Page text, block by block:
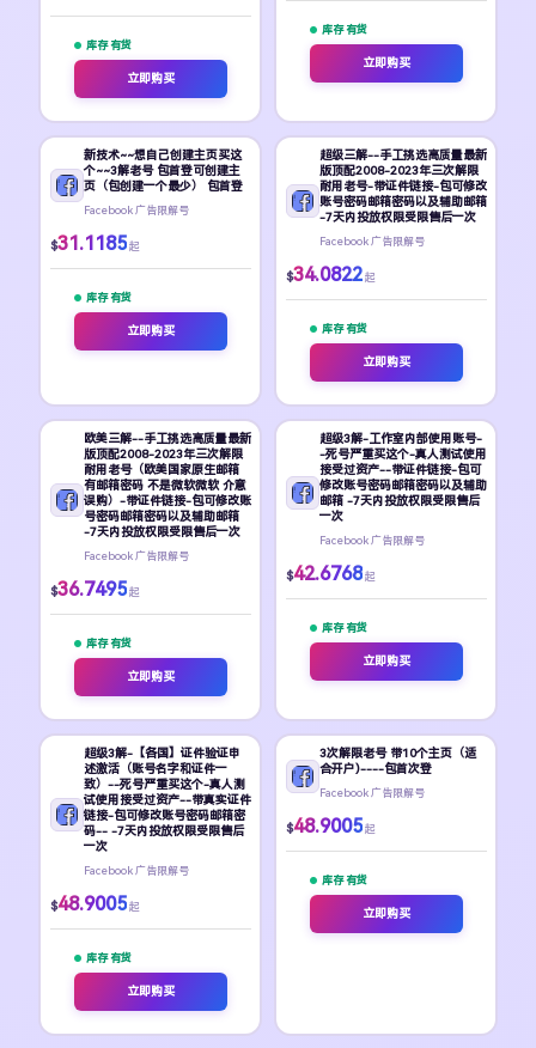
库存 有货
立即购买
库存 有货
立即购买
新技术~~想自己创建主页买这
个~~3解老号 包首登可创建主
页（包创建一个最少） 包首登
Facebook 广告限解号
$31.1185 起
库存 有货
立即购买
超级三解--手工挑选高质量最新
版顶配2008-2023年三次解限
耐用老号-带证件链接-包可修改
账号密码邮箱密码以及辅助邮箱
-7天内投放权限受限售后一次
Facebook 广告限解号
$34.0822 起
库存 有货
立即购买
欧美三解--手工挑选高质量最新
版顶配2008-2023年三次解限
耐用老号（欧美国家原生邮箱
有邮箱密码 不是微软微软 介意
误购）-带证件链接-包可修改账
号密码邮箱密码以及辅助邮箱
-7天内投放权限受限售后一次
Facebook 广告限解号
$36.7495 起
库存 有货
立即购买
超级3解-工作室内部使用账号-
-死号严重买这个-真人测试使用
接受过资产--带证件链接-包可
修改账号密码邮箱密码以及辅助
邮箱 -7天内投放权限受限售后
一次
Facebook 广告限解号
$42.6768 起
库存 有货
立即购买
超级3解-【各国】证件验证申
述激活（账号名字和证件一
致）--死号严重买这个-真人测
试使用接受过资产--带真实证件
链接-包可修改账号密码邮箱密
码-- -7天内投放权限受限售后
一次
Facebook 广告限解号
$48.9005 起
库存 有货
立即购买
3次解限老号 带10个主页（适
合开户)----包首次登
Facebook 广告限解号
$48.9005 起
库存 有货
立即购买